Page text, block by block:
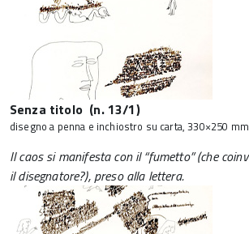
Senza titolo (n. 13/1)
disegno a penna e inchiostro su carta, 330×250 mm
Il caos si manifesta con il “fumetto” (che
il disegnatore?), preso alla lettera.